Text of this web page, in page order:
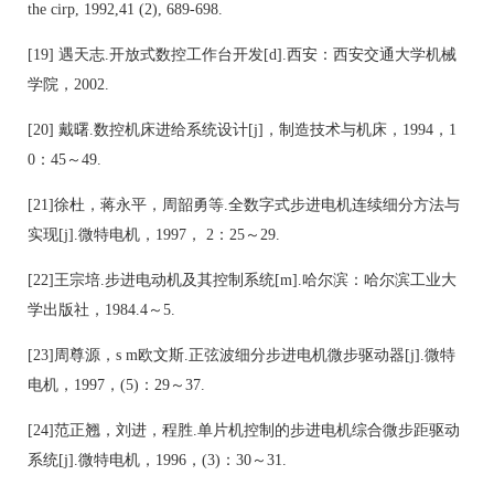
the cirp, 1992,41 (2), 689-698.
[19] 遇天志.开放式数控工作台开发[d].西安：西安交通大学机械
学院，2002.
[20] 戴曙.数控机床进给系统设计[j]，制造技术与机床，1994，1
0：45～49.
[21]徐杜，蒋永平，周韶勇等.全数字式步进电机连续细分方法与
实现[j].微特电机，1997， 2：25～29.
[22]王宗培.步进电动机及其控制系统[m].哈尔滨：哈尔滨工业大
学出版社，1984.4～5.
[23]周尊源，s m欧文斯.正弦波细分步进电机微步驱动器[j].微特
电机，1997，(5)：29～37.
[24]范正翘，刘进，程胜.单片机控制的步进电机综合微步距驱动
系统[j].微特电机，1996，(3)：30～31.